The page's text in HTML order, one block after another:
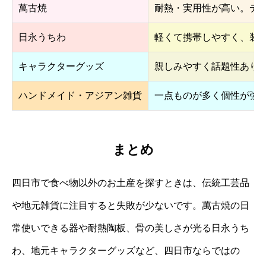
萬古焼 耐熱・実用性が高い。デ
日永うちわ 軽くて携帯しやすく、装
キャラクターグッズ 親しみやすく話題性あり
ハンドメイド・アジアン雑貨 一点ものが多く個性が強
まとめ
四日市で食べ物以外のお土産を探すときは、伝統工芸品
や地元雑貨に注目すると失敗が少ないです。萬古焼の日
常使いできる器や耐熱陶板、骨の美しさが光る日永うち
わ、地元キャラクターグッズなど、四日市ならではの